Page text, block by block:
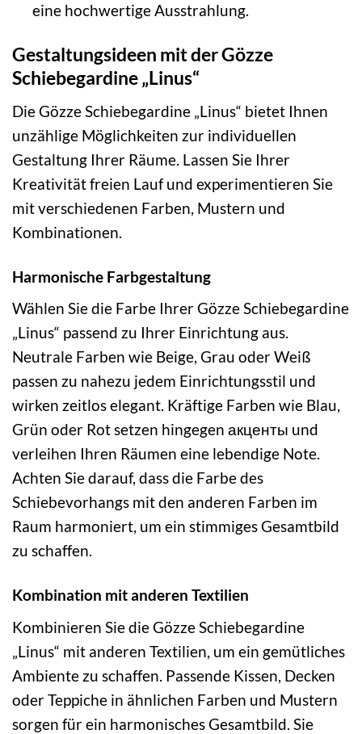
eine hochwertige Ausstrahlung.
Gestaltungsideen mit der Gözze
Schiebegardine „Linus“
Die Gözze Schiebegardine „Linus“ bietet Ihnen
unzählige Möglichkeiten zur individuellen
Gestaltung Ihrer Räume. Lassen Sie Ihrer
Kreativität freien Lauf und experimentieren Sie
mit verschiedenen Farben, Mustern und
Kombinationen.
Harmonische Farbgestaltung
Wählen Sie die Farbe Ihrer Gözze Schiebegardine
„Linus“ passend zu Ihrer Einrichtung aus.
Neutrale Farben wie Beige, Grau oder Weiß
passen zu nahezu jedem Einrichtungsstil und
wirken zeitlos elegant. Kräftige Farben wie Blau,
Grün oder Rot setzen hingegen акценты und
verleihen Ihren Räumen eine lebendige Note.
Achten Sie darauf, dass die Farbe des
Schiebevorhangs mit den anderen Farben im
Raum harmoniert, um ein stimmiges Gesamtbild
zu schaffen.
Kombination mit anderen Textilien
Kombinieren Sie die Gözze Schiebegardine
„Linus“ mit anderen Textilien, um ein gemütliches
Ambiente zu schaffen. Passende Kissen, Decken
oder Teppiche in ähnlichen Farben und Mustern
sorgen für ein harmonisches Gesamtbild. Sie